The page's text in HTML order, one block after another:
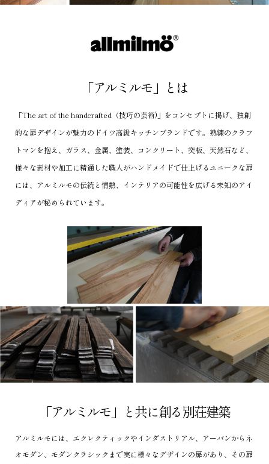
「アルミルモ」とは
「The art of the handcrafted（技巧の芸術)」をコンセプトに掲げ、独創
的な扉デザインが魅力のドイツ高級キッチンブランドです。 熟練のクラフ
トマンを抱え、ガラス、金属、塗装、コンクリート、突板、天然石など、
様々な素材や加工に精通した職人がハンドメイドで仕上げるユニークな扉
には、
アルミルモの伝統と情熱、インテリアの可能性を広げる未知のアイ
ディアが秘められています。
「アルミルモ」と共に創る別荘建築
アルミルモには、エクレクティックやインダストリアル、アーバンからネ
オモダン、モダンクラシックまで実に様々なデザインの扉があり、その扉